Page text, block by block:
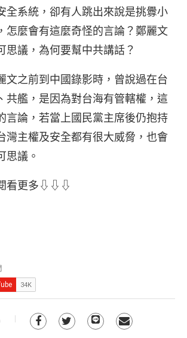
全系統，卻有人跳出來說是挑釁小
怎麼會有這麼奇怪的言論？鄭麗文
思議，為何要幫中共講話？
文之前到中國錄影時，曾說過在台
共艦，是因為對台海有管轄權，這
言論，若當上國民黨主席後仍抱持
灣主權及安全都有很大威脅，也會
思議。
看更多⇩⇩⇩